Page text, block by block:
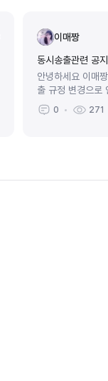
이매짱
동시송출관련 공지
안녕하세요 이매
출 규정 변경으로
데7월 한 달 동안
단독 송출하려고
0 271